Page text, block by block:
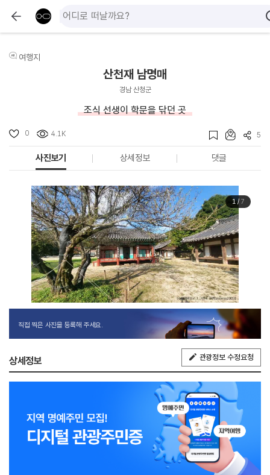
여행지
산천재 남명매
경남 산청군
조식 선생이 학문을 닦던 곳
0 4.1K 5
사진보기 상세정보 댓글
1/ 7
직접 찍은 사진을 등록해 주세요.
상세정보 관광정보 수정요청